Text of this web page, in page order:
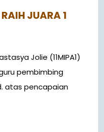
JUARA 1
Jolie (11MIPA1)
pembimbing
atas pencapaian